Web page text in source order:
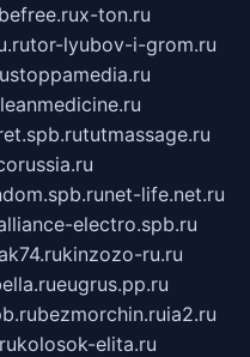
x-ton.ru
tor-lyubov-i-grom.ru
stoppamedia.ru
tutmassage.ru
net-life.net.ru
electro.spb.ru
kinzozo-ru.ru
eugrus.pp.ru
bezmorchin.ruia2.ru
kolosok-elita.ru